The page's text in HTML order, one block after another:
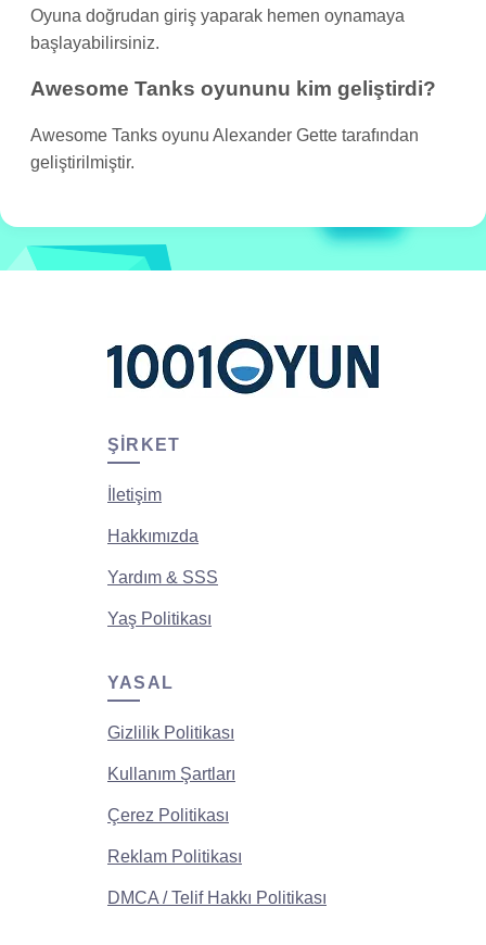
Oyuna doğrudan giriş yaparak hemen oynamaya
başlayabilirsiniz.
Awesome Tanks oyununu kim geliştirdi?
Awesome Tanks oyunu Alexander Gette tarafından
geliştirilmiştir.
ŞIRKET
İletişim
Hakkımızda
Yardım & SSS
Yaş Politikası
YASAL
Gizlilik Politikası
Kullanım Şartları
Çerez Politikası
Reklam Politikası
DMCA / Telif Hakkı Politikası